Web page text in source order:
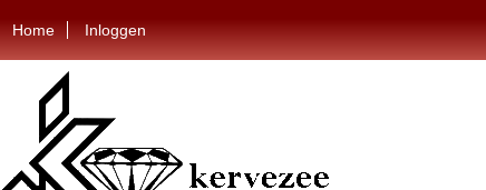
Home Inloggen